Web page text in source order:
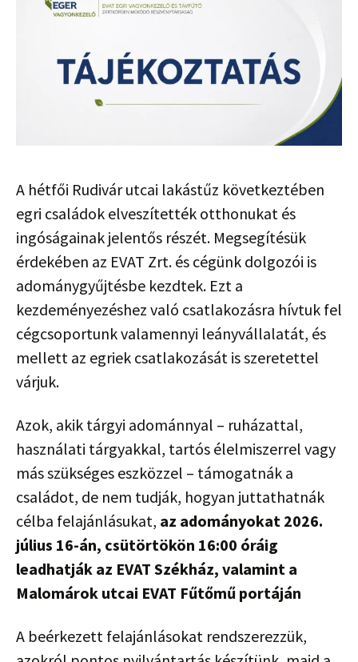
A hétfői Rudivár utcai lakástűz következtében
egri családok elveszítették otthonukat és
ingóságainak jelentős részét. Megsegítésük
érdekében az EVAT Zrt. és cégünk dolgozói is
adománygyűjtésbe kezdtek. Ezt a
kezdeményezéshez való csatlakozásra hívtuk fel
cégcsoportunk valamennyi leányvállalatát, és
mellett az egriek csatlakozását is szeretettel
várjuk.
Azok, akik tárgyi adománnyal – ruházattal,
használati tárgyakkal, tartós élelmiszerrel vagy
más szükséges eszközzel – támogatnák a
családot, de nem tudják, hogyan juttathatnák
célba felajánlásukat, az adományokat 2026.
július 16-án, csütörtökön 16:00 óráig
leadhatják az EVAT Székház, valamint a
Malomárok utcai EVAT Fűtőmű portáján
A beérkezett felajánlásokat rendszerezzük,